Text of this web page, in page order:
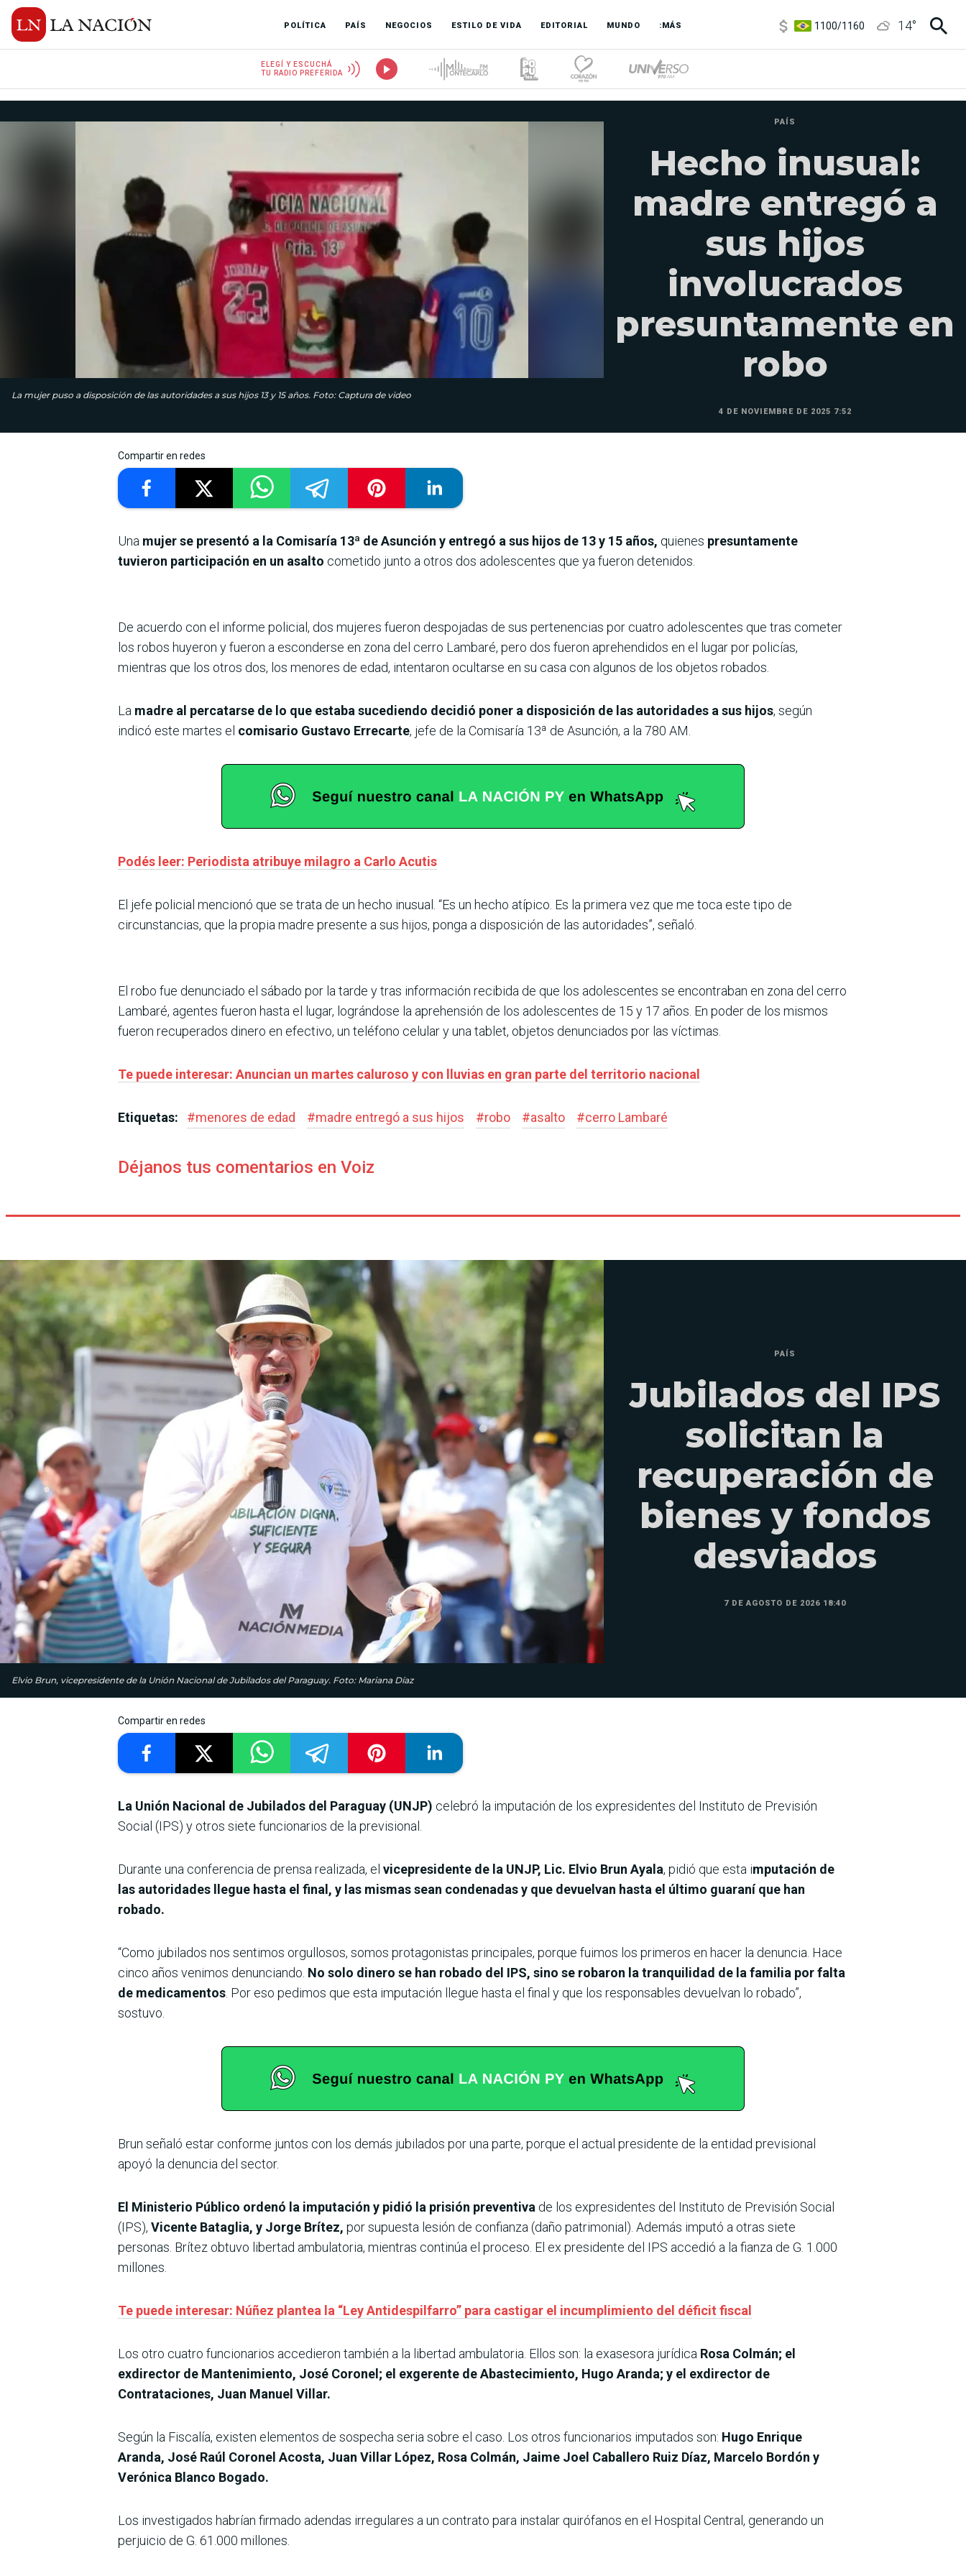
POLÍTICA PAÍS NEGOCIOS ESTILO DE VIDA EDITORIAL MUNDO :MÁS
3,8/4
14°
ELEGÍ Y ESCUCHÁ
TU RADIO PREFERIDA
La mujer puso a disposición de las autoridades a sus hijos 13 y 15 años. Foto: Captura de video
PAÍS
Hecho inusual:
madre entregó a
sus hijos
involucrados
presuntamente en
robo
4 DE NOVIEMBRE DE 2025 7:52
Compartir en redes
Una mujer se presentó a la Comisaría 13ª de Asunción y entregó a sus hijos de 13 y 15 años, quienes presuntamente
tuvieron participación en un asalto cometido junto a otros dos adolescentes que ya fueron detenidos.
De acuerdo con el informe policial, dos mujeres fueron despojadas de sus pertenencias por cuatro adolescentes que tras cometer
los robos huyeron y fueron a esconderse en zona del cerro Lambaré, pero dos fueron aprehendidos en el lugar por policías,
mientras que los otros dos, los menores de edad, intentaron ocultarse en su casa con algunos de los objetos robados.
La madre al percatarse de lo que estaba sucediendo decidió poner a disposición de las autoridades a sus hijos, según
indicó este martes el comisario Gustavo Errecarte, jefe de la Comisaría 13ª de Asunción, a la 780 AM.
Podés leer: Periodista atribuye milagro a Carlo Acutis
El jefe policial mencionó que se trata de un hecho inusual. “Es un hecho atípico. Es la primera vez que me toca este tipo de
circunstancias, que la propia madre presente a sus hijos, ponga a disposición de las autoridades”, señaló.
El robo fue denunciado el sábado por la tarde y tras información recibida de que los adolescentes se encontraban en zona del cerro
Lambaré, agentes fueron hasta el lugar, lográndose la aprehensión de los adolescentes de 15 y 17 años. En poder de los mismos
fueron recuperados dinero en efectivo, un teléfono celular y una tablet, objetos denunciados por las víctimas.
Te puede interesar: Anuncian un martes caluroso y con lluvias en gran parte del territorio nacional
Etiquetas: #menores de edad #madre entregó a sus hijos #robo #asalto #cerro Lambaré
Déjanos tus comentarios en Voiz
Elvio Brun, vicepresidente de la Unión Nacional de Jubilados del Paraguay. Foto: Mariana Díaz
PAÍS
Jubilados del IPS
solicitan la
recuperación de
bienes y fondos
desviados
7 DE AGOSTO DE 2026 18:40
Compartir en redes
La Unión Nacional de Jubilados del Paraguay (UNJP) celebró la imputación de los expresidentes del Instituto de Previsión
Social (IPS) y otros siete funcionarios de la previsional.
Durante una conferencia de prensa realizada, el vicepresidente de la UNJP, Lic. Elvio Brun Ayala, pidió que esta imputación de
las autoridades llegue hasta el final, y las mismas sean condenadas y que devuelvan hasta el último guaraní que han
robado.
“Como jubilados nos sentimos orgullosos, somos protagonistas principales, porque fuimos los primeros en hacer la denuncia. Hace
cinco años venimos denunciando. No solo dinero se han robado del IPS, sino se robaron la tranquilidad de la familia por falta
de medicamentos . Por eso pedimos que esta imputación llegue hasta el final y que los responsables devuelvan lo robado”,
sostuvo.
Brun señaló estar conforme juntos con los demás jubilados por una parte, porque el actual presidente de la entidad previsional
apoyó la denuncia del sector.
El Ministerio Público ordenó la imputación y pidió la prisión preventiva de los expresidentes del Instituto de Previsión Social
(IPS), Vicente Bataglia, y Jorge Brítez, por supuesta lesión de confianza (daño patrimonial). Además imputó a otras siete
personas. Brítez obtuvo libertad ambulatoria, mientras continúa el proceso. El ex presidente del IPS accedió a la fianza de G. 1.000
millones.
Te puede interesar: Núñez plantea la “Ley Antidespilfarro” para castigar el incumplimiento del déficit fiscal
Los otro cuatro funcionarios accedieron también a la libertad ambulatoria. Ellos son: la exasesora jurídica Rosa Colmán; el
exdirector de Mantenimiento, José Coronel; el exgerente de Abastecimiento, Hugo Aranda; y el exdirector de
Contrataciones, Juan Manuel Villar.
Según la Fiscalía, existen elementos de sospecha seria sobre el caso. Los otros funcionarios imputados son: Hugo Enrique
Aranda, José Raúl Coronel Acosta, Juan Villar López, Rosa Colmán, Jaime Joel Caballero Ruiz Díaz, Marcelo Bordón y
Verónica Blanco Bogado.
Los investigados habrían firmado adendas irregulares a un contrato para instalar quirófanos en el Hospital Central, generando un
perjuicio de G. 61.000 millones.